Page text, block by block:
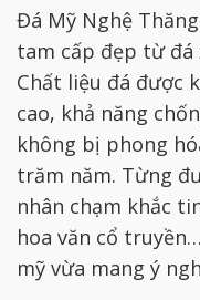
Đá Mỹ Nghệ
tam cấp đẹp từ đá
Chất liệu đá được
cao, khả năng
không bị phong
trăm năm. Từng
nhân chạm khắc
hoa văn cổ
mỹ vừa mang ý